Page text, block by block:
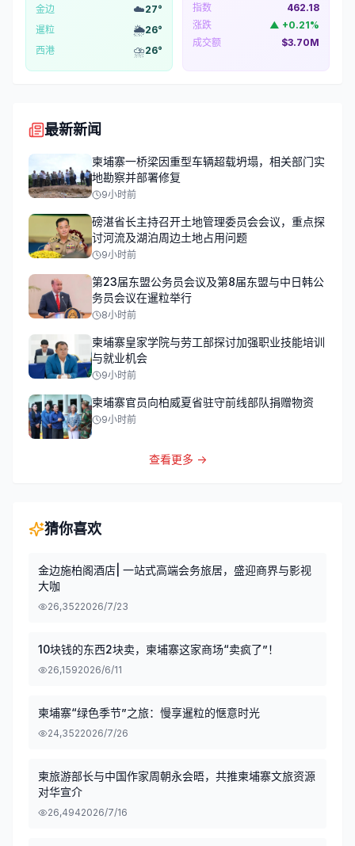
金边 ☁️27°
暹粒
🌦️26°
西港
⛈️26°
指数
462.18
涨跌
▲ +0.21%
成交额
$3.70M
最新新闻
柬埔寨一桥梁因重型车辆超载坍塌，相关部门实
地勘察并部署修复
9小时前
磅湛省长主持召开土地管理委员会会议，重点探
讨河流及湖泊周边土地占用问题
9小时前
第23届东盟公务员会议及第8届东盟与中日韩公
务员会议在暹粒举行
8小时前
柬埔寨皇家学院与劳工部探讨加强职业技能培训
与就业机会
9小时前
柬埔寨官员向柏威夏省驻守前线部队捐赠物资
9小时前
查看更多 →
猜你喜欢
金边施柏阁酒店| 一站式高端会务旅居，盛迎商界与影视
大咖
26,3522026/7/23
10块钱的东西2块卖，柬埔寨这家商场“卖疯了”！
26,1592026/6/11
柬埔寨“绿色季节”之旅：慢享暹粒的惬意时光
24,3522026/7/26
柬旅游部长与中国作家周朝永会晤，共推柬埔寨文旅资源
对华宣介
26,4942026/7/16